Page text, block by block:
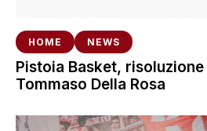
HOME NEWS
Pistoia Basket,
Tommaso Della Rosa